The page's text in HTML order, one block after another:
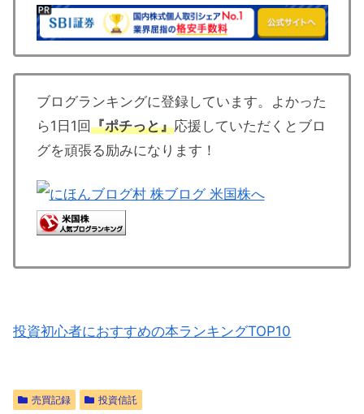
ブログランキングに登録しています。よかった
ら1日1回『ポチっと』応援していただくとブロ
グを頑張る励みになります！
投資初心者におすすめの本ランキングTOP10
売買記録 投資信託